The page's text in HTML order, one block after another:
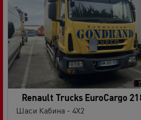
Renault Trucks EuroCargo
Шаси Кабина - 4X2